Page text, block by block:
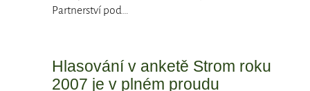
Partnerství pod…
Hlasování v anketě Strom roku
2007 je v plném proudu